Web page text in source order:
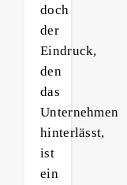
doch
der
Eindruck,
den
das
Unternehmen
hinterlässt,
ist
ein